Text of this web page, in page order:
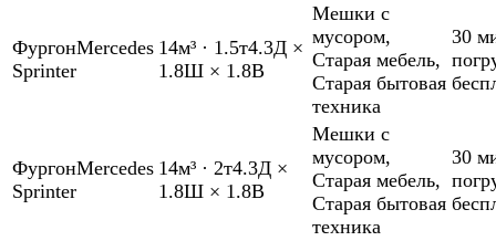
ФургонMercedes
Sprinter
14м³ · 1.5т4.3Д ×
1.8Ш × 1.8В
Мешки с
мусором,
Старая мебель,
Старая бытовая
техника
30
ФургонMercedes
Sprinter
14м³ · 2т4.3Д ×
1.8Ш × 1.8В
Мешки с
мусором,
Старая мебель,
Старая бытовая
техника
30